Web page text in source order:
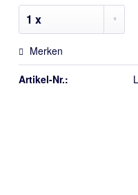
Merken
Artikel-Nr.: